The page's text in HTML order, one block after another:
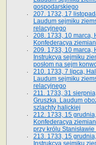
gospodarskiego
207. 1732, 17
Laudum sejmiku
relacyjnego
208. 1733, 10 marca,
Konfederacya
209. 1733, 10 marca,
Instrukcya sejmiku
posłom na sejm
210. 1733, 7 lipca,
Laudum sejmiku
relacyjnego
211. 1733, 31
Gruszką. Laudum
szlachty halickiej
212. 1733, 15
Konfederacya
przy królu Stanisławie
213. 1733, 15
Instrukcya sejmiku